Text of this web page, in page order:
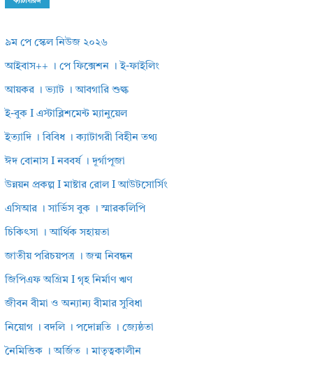
৯ম পে স্কেল নিউজ ২০২৬
আইবাস++ । পে ফিক্সেশন । ই-ফাইলিং
আয়কর । ভ্যাট । আবগারি শুল্ক
ই-বুক I এস্টাব্লিশমেন্ট ম্যানুয়েল
ইত্যাদি । বিবিধ । ক্যাটাগরী বিহীন তথ্য
ঈদ বোনাস I নববর্ষ । দূর্গাপূজা
উন্নয়ন প্রকল্প I মাষ্টার রোল I আউটসোর্সিং
এসিআর । সার্ভিস বুক । স্মারকলিপি
চিকিৎসা । আর্থিক সহায়তা
জাতীয় পরিচয়পত্র । জন্ম নিবন্ধন
জিপিএফ অগ্রিম I গৃহ নির্মাণ ঋণ
জীবন বীমা ও অন্যান্য বীমার সুবিধা
নিয়োগ । বদলি । পদোন্নতি । জ্যেষ্ঠতা
নৈমিত্তিক । অর্জিত । মাতৃত্বকালীন